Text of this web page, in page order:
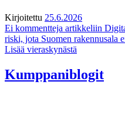
Kirjoitettu 25.6.2026
Ei kommentteja artikkeliin
riski, jota Suomen rakennusala
Lisää vieraskynästä
Kumppaniblogit